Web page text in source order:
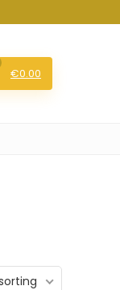
€0.00